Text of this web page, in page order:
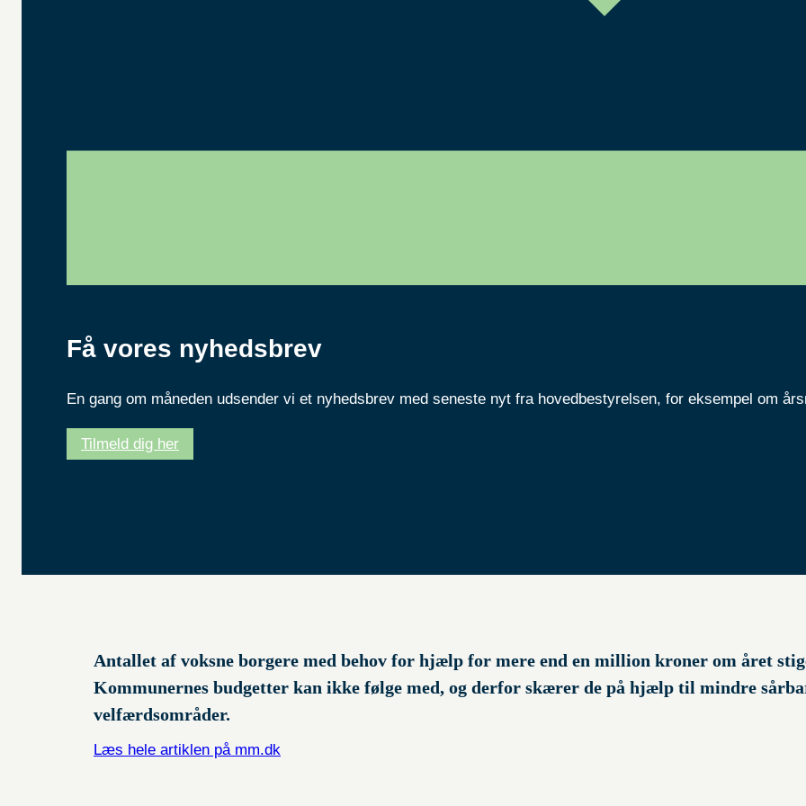
Få vores nyhedsbrev
En gang om måneden udsender vi et nyhedsbrev med seneste nyt fra hovedbestyrelsen, for eksempel om
Tilmeld dig her
Antallet af voksne borgere med behov for hjælp for mere end en million kroner om året
Kommunernes budgetter kan ikke følge med, og derfor skærer de på hjælp til mindre
velfærdsområder.
Læs hele artiklen på mm.dk